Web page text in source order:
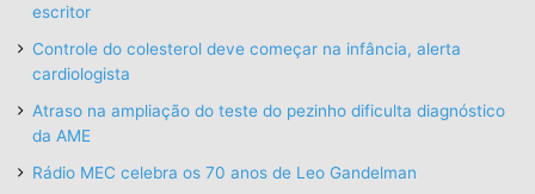
escritor
Controle do colesterol deve começar na infância, alerta
cardiologista
Atraso na ampliação do teste do pezinho dificulta diagnóstico
da AME
Rádio MEC celebra os 70 anos de Leo Gandelman